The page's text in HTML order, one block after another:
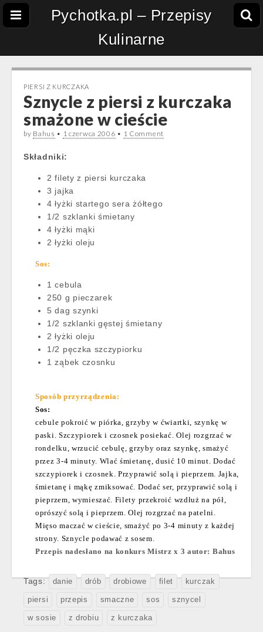
Pychotka.pl – Przepisy
Kulinarne
PIERSI Z KURCZAKA
Sznycle z piersi z kurczaka
smażone w cieście
by Bahus • 1 czerwca 2006 • 1 Comment
Składniki:
2 filety z piersi kurczaka
3 jajka
4 łyżki startego sera żółtego
1/2 szklanki śmietany
4 łyżki mąki
2 łyżki oleju
Sos:
1 cebula
250 g pieczarek
5 dag szynki
1/2 szklanki gęstej śmietany
2 łyżki oleju
1/2 pęczka szczypiorku
1 ząbek czosnku
Sposób przyrządzenia:
Sos:
cebule pokroić w piórka, grzyby w ćwiartki, szynkę w
paski. Szczypiorek i czosnek posiekać. Olej rozgrzać w
rondelku, wrzucić cebulę, grzyby oraz szynkę, smażyć
przez 3-4 minuty. Wlać śmietanę, dusić 10 minut. Dodać
szczypiorek i czosnek. Przyprawić solą i pieprzem. Jajka,
śmietanę i mąkę zmiksować. Dodać ser, przyprawić solą i
pieprzem, wymieszać. Filety przekroić wzdłuż na pół,
oprószyć solą i pieprzem. Olej rozgrzać na patelni.
Mięso maczać w cieście, smażyć po 3-4 minuty z każdej
strony. Sznycle podawać z sosem.
Przepis nadesłano na konkurs Mistrz x 3 autor: Bahus
Tags: danie drób drobiowe filet kurczak
piersi przepis smaczne sos sznycel
w sosie z drobiu z kurczaka